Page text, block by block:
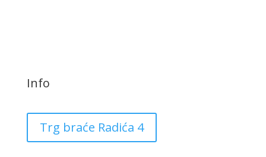
Info
Trg braće Radića 4